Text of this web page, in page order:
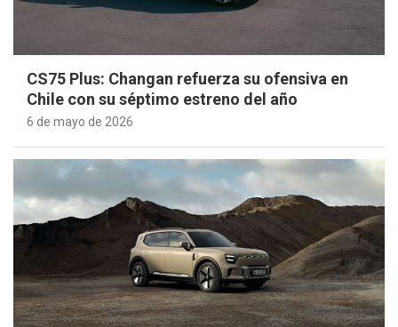
CS75 Plus: Changan refuerza su ofensiva en
Chile con su séptimo estreno del año
6 de mayo de 2026